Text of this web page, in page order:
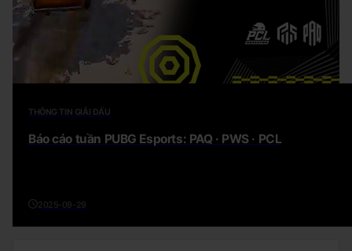
THÔNG TIN GIẢI ĐẤU
Báo cáo tuần PUBG Esports: PAQ · PWS · PCL
2025-09-29